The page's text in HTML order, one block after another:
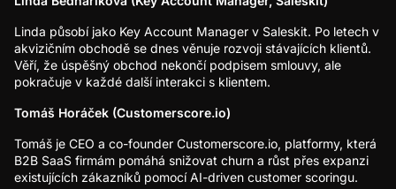
Linda působí jako Key Account Manager v Saleskit. Po letech v
akvizičním obchodě se dnes věnuje rozvoji stávajících klientů.
Věří, že úspěšný obchod nekončí podpisem smlouvy, ale
pokračuje v každé další interakci s klientem.
Tomáš Horáček (Customerscore.io)
Tomáš je CEO a co-founder Customerscore.io, platformy, která
B2B SaaS firmám pomáhá snižovat churn a růst přes expanzi
existujících zákazníků pomocí AI-driven customer scoringu.